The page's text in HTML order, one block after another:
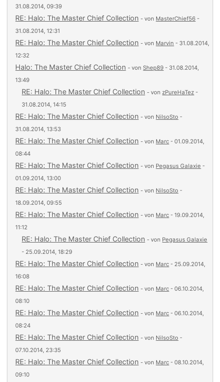
31.08.2014, 09:39
RE: Halo: The Master Chief Collection - von MasterChief56 -
31.08.2014, 12:31
RE: Halo: The Master Chief Collection - von Marvin - 31.08.2014,
12:32
Halo: The Master Chief Collection - vonShep89 - 31.08.2014,
13:49
RE: Halo: The Master Chief Collection - vonzPureHaTez -
31.08.2014, 14:15
RE: Halo: The Master Chief Collection - von NilsoSto -
31.08.2014, 13:53
RE: Halo: The Master Chief Collection - von Marc - 01.09.2014,
08:44
RE: Halo: The Master Chief Collection - von Pegasus Galaxie -
01.09.2014, 13:00
RE: Halo: The Master Chief Collection - von NilsoSto -
18.09.2014, 09:55
RE: Halo: The Master Chief Collection - von Marc - 19.09.2014,
11:12
RE: Halo: The Master Chief Collection - von Pegasus Galaxie
- 25.09.2014, 18:29
RE: Halo: The Master Chief Collection - von Marc - 25.09.2014,
16:08
RE: Halo: The Master Chief Collection - von Marc - 06.10.2014,
08:10
RE: Halo: The Master Chief Collection - von Marc - 06.10.2014,
08:24
RE: Halo: The Master Chief Collection - von NilsoSto -
07.10.2014, 23:35
RE: Halo: The Master Chief Collection - von Marc - 08.10.2014,
09:10